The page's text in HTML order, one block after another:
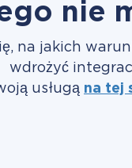
nie
na jakich
wdrożyć
usługą na tej